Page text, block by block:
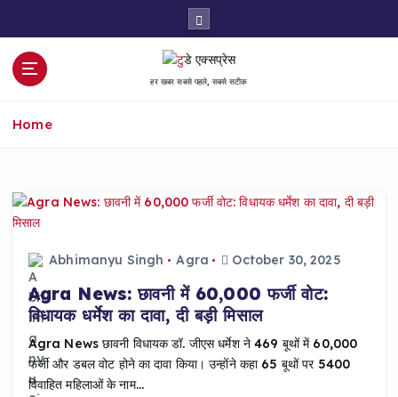
हर खबर सबसे पहले, सबसे सटीक
Home
Abhimanyu Singh Agra October 30, 2025
Agra News: छावनी में 60,000 फर्जी वोट:
विधायक धर्मेश का दावा, दी बड़ी मिसाल
Agra News छावनी विधायक डॉ. जीएस धर्मेश ने 469 बूथों में 60,000
फर्जी और डबल वोट होने का दावा किया। उन्होंने कहा 65 बूथों पर 5400
विवाहित महिलाओं के नाम…